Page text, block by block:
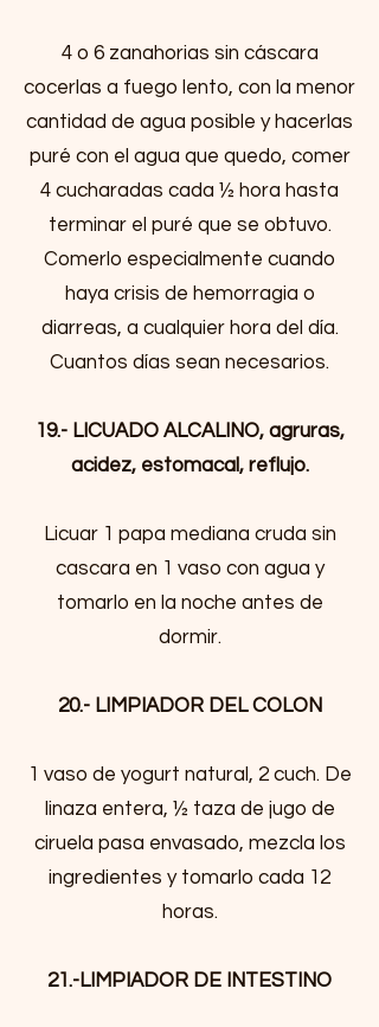
4 o 6 zanahorias sin cáscara
cocerlas a fuego lento, con la menor
cantidad de agua posible y hacerlas
puré con el agua que quedo, comer
4 cucharadas cada ½ hora hasta
terminar el puré que se obtuvo.
Comerlo especialmente cuando
haya crisis de hemorragia o
diarreas, a cualquier hora del día.
Cuantos días sean necesarios.
19.- LICUADO ALCALINO, agruras,
acidez, estomacal, reflujo.
Licuar 1 papa mediana cruda sin
cascara en 1 vaso con agua y
tomarlo en la noche antes de
dormir.
20.- LIMPIADOR DEL COLON
1 vaso de yogurt natural, 2 cuch. De
linaza entera, ½ taza de jugo de
ciruela pasa envasado, mezcla los
ingredientes y tomarlo cada 12
horas.
21.-LIMPIADOR DE INTESTINO